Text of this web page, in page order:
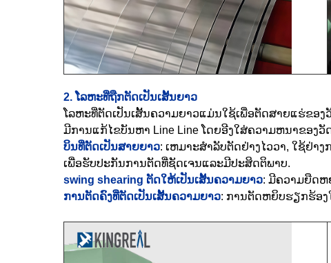
2. ໂລຫະທີ່ຖືກຕັດເປັນເສັ້ນຍາວ
ໂລຫະທີ່ຕັດເປັນເສັ້ນຄວາມຍາວແມ່ນໃຊ້ເພື່ອຕັດສາຍແຮ່ຂອ
ມີການແກ້ໄຂບັນຫາ Line Line ໂດຍອີງໃສ່ຄວາມຫນາຂອງ
ບິນທີ່ຕັດເປັນສາຍຍາວ: ເຫມາະສໍາລັບຕັດຢ່າງໄວວາ, ໃຊ້ຢ່າ
ເພື່ອຮັບປະກັນການຕັດທີ່ຊັດເຈນແລະມີປະສິດຕິພາບ.
swing shearing ຕັດໃຫ້ເປັນເສັ້ນຄວາມຍາວ: ມີຄວາມຍືດຫ
ການຕັດຄົງທີ່ຕັດເປັນເສັ້ນຄວາມຍາວ: ການຕັດຫຍິບຮຽກຮ້ອງ